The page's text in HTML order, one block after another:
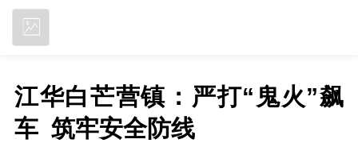
江华白芒营镇：严打“鬼火”飙
车  筑牢安全防线